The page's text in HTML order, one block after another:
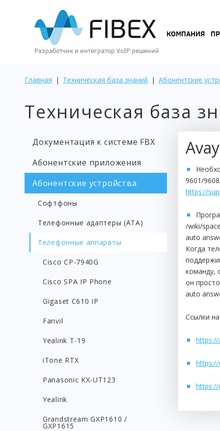
КОМПАНИЯ
УСЛУГИ
ВОЗМОЖНОСТИ
Разработчик и интегратор VoIP решений
КОМПАНИЯ
Главная | Техническая база знаний | Абонентские
Техническая база
Документация к системе FBX
Абонентские приложения
Абонентские устройства
Софтфоны
Телефонные адаптеры (АТА)
Телефонные аппараты
Cisco CP-7940G
Cisco SPA IP Phone
Gigaset C610 IP
Fanvil
Yealink T-19
iTone RTX
Panasonic KX-UT123
Yealink
Grandstream GXP1610 /
GXP1615
9601/
https://
/wiki/
auto
Когда
команду,
он
auto
Ссылки
https://
https://
https://